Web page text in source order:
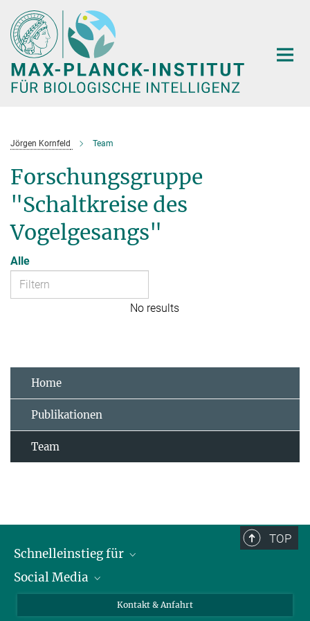
Hauptinhalt
Jörgen Kornfeld Team
Forschungsgruppe
"Schaltkreise des
Vogelgesangs"
Alle
No results
Home
Publikationen
Team
TOP
Schnelleinstieg für
Journalist*innen
Social Media
Kontakt & Anfahrt